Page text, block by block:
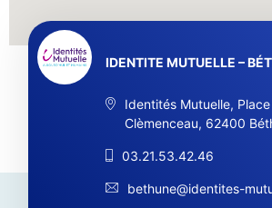
IDENTITE MUTUELLE –
Identités Mutuelle,
Clèmenceau, 62400
03.21.53.42.46
bethune@identites-